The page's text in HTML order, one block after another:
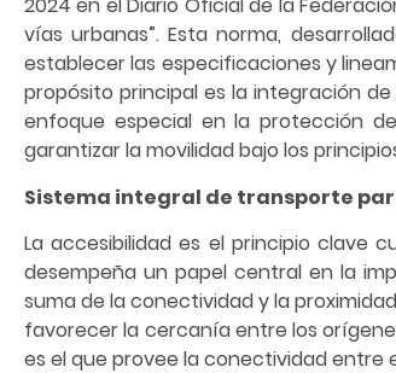
2024 en el Diario Oficial de la
vías urbanas”. Esta norma,
establecer las especificaciones y
propósito principal es la integración
enfoque especial en la protección
garantizar la movilidad bajo los
Sistema integral de transporte
La accesibilidad es el principio clave
desempeña un papel central en la
suma de la conectividad y la
favorecer la cercanía entre los
es el que provee la conectividad entre